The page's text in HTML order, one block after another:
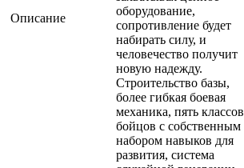
Описание
оборудование,
сопротивление будет
набирать силу, и
человечество получит
новую надежду.
Строительство базы,
более гибкая боевая
механика, пять классов
бойцов с собственным
набором навыков для
развития, система